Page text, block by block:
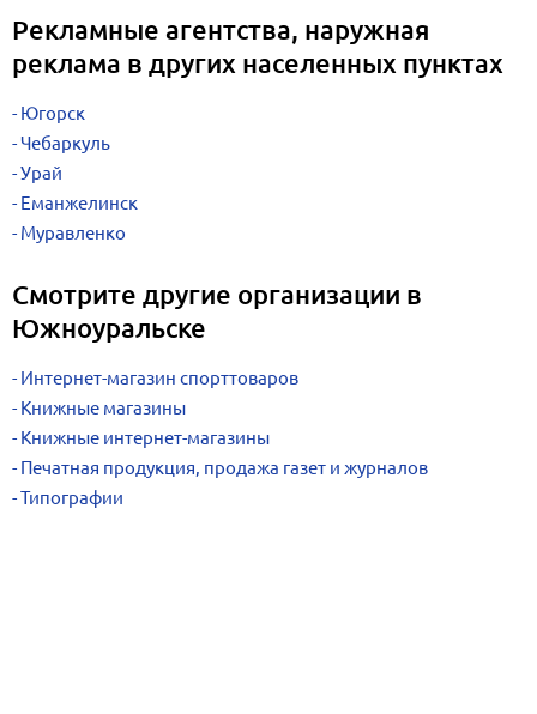
Рекламные агентства, наружная
реклама в других населенных пунктах
Югорск
Чебаркуль
Урай
Еманжелинск
Муравленко
Смотрите другие организации в
Южноуральске
Интернет-магазин спорттоваров
Книжные магазины
Книжные интернет-магазины
Печатная продукция, продажа газет и журналов
Типографии